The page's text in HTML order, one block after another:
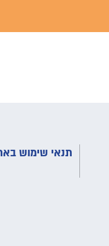
תנאי שימוש